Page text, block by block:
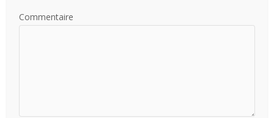
Commentaire